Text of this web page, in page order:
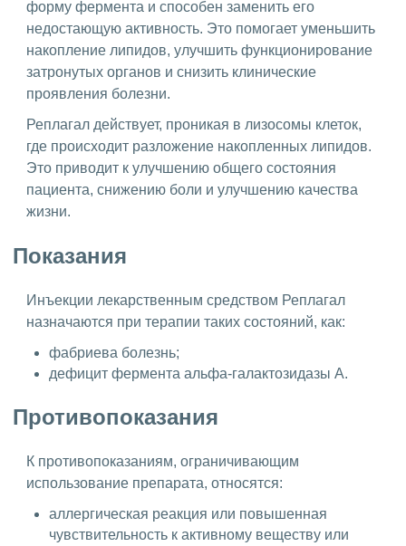
форму фермента и способен заменить его
недостающую активность. Это помогает уменьшить
накопление липидов, улучшить функционирование
затронутых органов и снизить клинические
проявления болезни.
Реплагал действует, проникая в лизосомы клеток,
где происходит разложение накопленных липидов.
Это приводит к улучшению общего состояния
пациента, снижению боли и улучшению качества
жизни.
Показания
Инъекции лекарственным средством Реплагал
назначаются при терапии таких состояний, как:
фабриева болезнь;
дефицит фермента альфа-галактозидазы A.
Противопоказания
К противопоказаниям, ограничивающим
использование препарата, относятся:
аллергическая реакция или повышенная
чувствительность к активному веществу или